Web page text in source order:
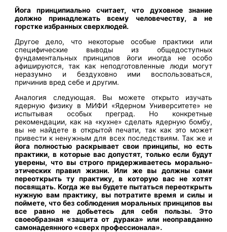
Йога принципиально считает, что духовное знание
должно принадлежать всему человечеству, а не
горстке избранных сверхлюдей.
Другое дело, что некоторые особые практики или
специфические выводы из общедоступных
фундаментальных принципов йоги иногда не особо
афишируются, так как неподготовленные люди могут
неразумно и бездуховно ими воспользоваться,
причинив вред себе и другим.
Аналогия следующая. Вы можете открыто изучать
ядерную физику в МИФИ «Ядерном Университете» не
испытывая особых преград. Но конкретные
рекомендации, как на «кухне» сделать ядерную бомбу,
вы не найдете в открытой печати, так как это может
привести к ненужным для всех последствиям. Так же и
йога полностью раскрывает свои принципы, но есть
практики, в которые вас допустят, только если будут
уверены, что вы строго придерживаетесь морально-
этических правил жизни. Или же вы должны сами
переоткрыть ту практику, в которую вас не хотят
посвящать. Когда же вы будете пытаться переоткрыть
нужную вам практику, вы потратите время и силы и
поймете, что без соблюдения моральных принципов вы
все равно не добьетесь для себя пользы. Это
своеобразная «защита от дурака» или неоправданно
самонадеянного «сверх профессионала».